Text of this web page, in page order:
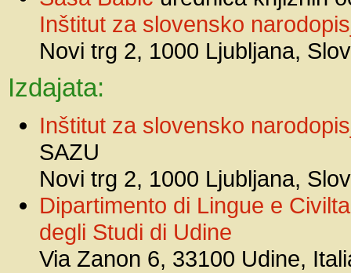
Inštitut za slovensko
Novi trg 2, 1000 Ljubljana,
Izdajata:
Inštitut za slovensko
SAZU
Novi trg 2, 1000 Ljubljana,
Dipartimento di Lingue e
degli Studi di Udine
Via Zanon 6, 33100 Udine,